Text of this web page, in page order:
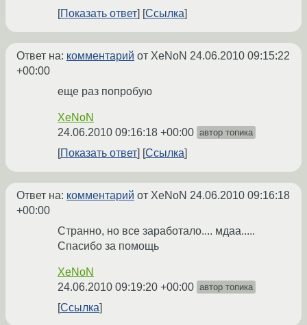
Показать ответ Ссылка
Ответ на: комментарий от XeNoN 24.06.2010 09:15:22
+00:00
еще раз попробую
XeNoN
24.06.2010 09:16:18 +00:00 автор топика
Показать ответ Ссылка
Ответ на: комментарий от XeNoN 24.06.2010 09:16:18
+00:00
Странно, но все заработало.... мдаа.....
Спасибо за помощь
XeNoN
24.06.2010 09:19:20 +00:00 автор топика
Ссылка